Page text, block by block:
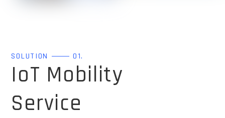
SOLUTION 01.
IoT Mobility
Service